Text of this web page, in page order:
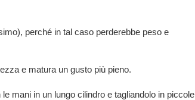
perché in tal caso perderebbe peso e
e matura un gusto più pieno.
mani in un lungo cilindro e tagliandolo in piccole